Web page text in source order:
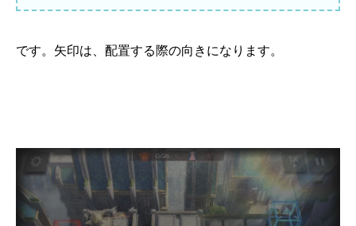
です。矢印は、配置する際の向きになります。